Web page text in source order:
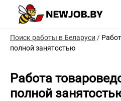
Поиск работы в Беларуси /
полной занятостью
Работа
полной